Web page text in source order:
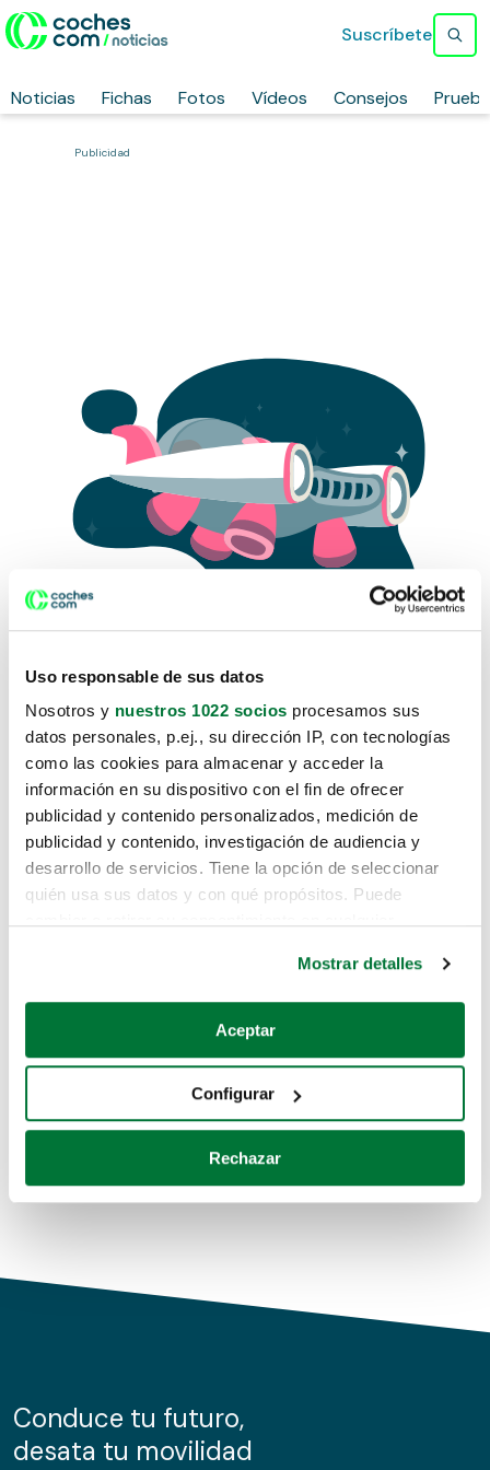
Uso responsable de sus datos
Nosotros y nuestros 1022 socios procesamos sus
datos personales, p.ej., su dirección IP, con tecnologías
como las cookies para almacenar y acceder la
información en su dispositivo con el fin de ofrecer
publicidad y contenido personalizados, medición de
publicidad y contenido, investigación de audiencia y
desarrollo de servicios. Tiene la opción de seleccionar
quién usa sus datos y con qué propósitos. Puede
Si lo permite, también quisiéramos:
Recopilar información sobre su ubicación geográfica
Identificar su dispositivo analizándolo activamente
para buscar características específicas (huellas
Obtenga más información sobre cómo se procesan sus
de cookies.
información sobre el uso que haga del sitio web con
nuestros partners de redes sociales, publicidad y análisis
Mostrar detalles
Aceptar
Configurar
Rechazar
Noticias Fichas Fotos Vídeos Consejos
Suscríbete
Publicidad
Lo sentimos, no sabemos como
te hemos traido hasta aquí.
Pero puedes encontrar el coche que estás
buscando en alguno de estos enlaces:
Coches de segunda mano
Coches de km0
Conduce tu futuro,
desata tu movilidad